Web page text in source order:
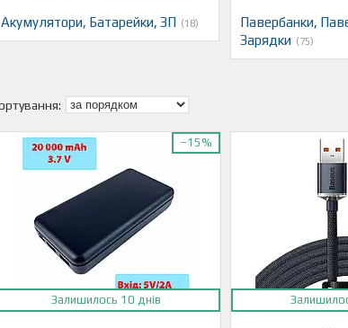
Акумулятори, Батарейки, ЗП 18
Павербанки,
Зарядки
75
–15%
Залишилось 10 днів